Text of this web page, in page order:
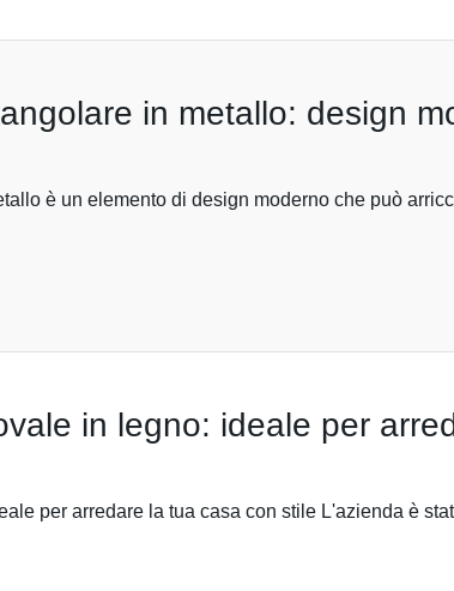
in metallo: design
è un elemento di design moderno che può
in legno: ideale per
per arredare la tua casa con stile L'azienda è